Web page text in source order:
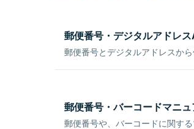
郵便番号・デジタルアドレ
郵便番号とデジタルアドレスか
郵便番号・バーコードマニ
郵便番号や、バーコードに関す